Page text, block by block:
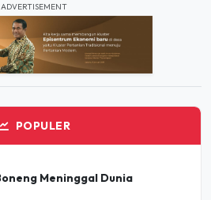
ADVERTISEMENT
POPULER
Meninggal Dunia